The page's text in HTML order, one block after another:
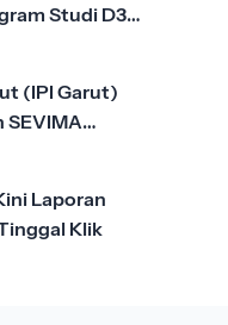
Studi D3
(IPI Garut)
SEVIMA
Laporan
Klik